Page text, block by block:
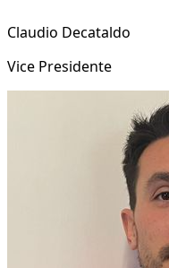
Claudio Decataldo
Vice Presidente